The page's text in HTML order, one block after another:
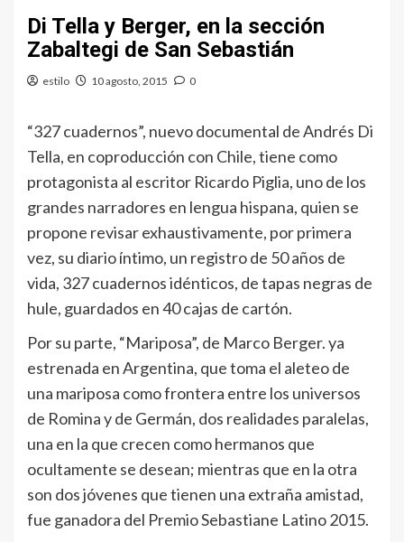
Di Tella y Berger, en la sección
Zabaltegi de San Sebastián
estilo 10 agosto, 2015 0
“327 cuadernos”, nuevo documental de Andrés Di
Tella, en coproducción con Chile, tiene como
protagonista al escritor Ricardo Piglia, uno de los
grandes narradores en lengua hispana, quien se
propone revisar exhaustivamente, por primera
vez, su diario íntimo, un registro de 50 años de
vida, 327 cuadernos idénticos, de tapas negras de
hule, guardados en 40 cajas de cartón.
Por su parte, “Mariposa”, de Marco Berger. ya
estrenada en Argentina, que toma el aleteo de
una mariposa como frontera entre los universos
de Romina y de Germán, dos realidades paralelas,
una en la que crecen como hermanos que
ocultamente se desean; mientras que en la otra
son dos jóvenes que tienen una extraña amistad,
fue ganadora del Premio Sebastiane Latino 2015.